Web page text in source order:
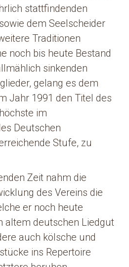
stattfindenden
dem Seelscheider
Traditionen
noch bis heute Bestand
sinkenden
gelang es dem
Jahr 1991 den Titel des
im
Deutschen
Stufe, zu
Zeit nahm die
des Vereins die
er noch heute
altem deutschen Liedgut
auch kölsche und
ins Repertoire